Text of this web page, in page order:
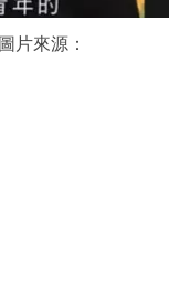
片來源：